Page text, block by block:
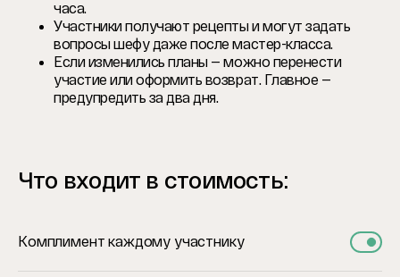
часа.
Участники получают рецепты и могут задать
вопросы шефу даже после мастер-класса.
Если изменились планы — можно перенести
участие или оформить возврат. Главное —
предупредить за два дня.
Что входит в стоимость:
Комплимент каждому участнику